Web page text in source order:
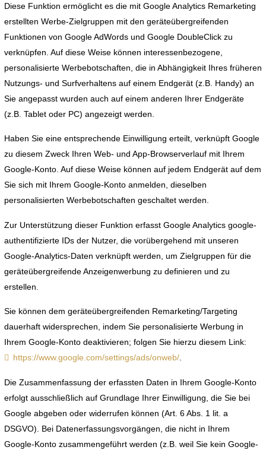
Diese Funktion ermöglicht es die mit Google Analytics Remarketing
erstellten Werbe-Zielgruppen mit den geräteübergreifenden
Funktionen von Google AdWords und Google DoubleClick zu
verknüpfen. Auf diese Weise können interessenbezogene,
personalisierte Werbebotschaften, die in Abhängigkeit Ihres früheren
Nutzungs- und Surfverhaltens auf einem Endgerät (z.B. Handy) an
Sie angepasst wurden auch auf einem anderen Ihrer Endgeräte
(z.B. Tablet oder PC) angezeigt werden.
Haben Sie eine entsprechende Einwilligung erteilt, verknüpft Google
zu diesem Zweck Ihren Web- und App-Browserverlauf mit Ihrem
Google-Konto. Auf diese Weise können auf jedem Endgerät auf dem
Sie sich mit Ihrem Google-Konto anmelden, dieselben
personalisierten Werbebotschaften geschaltet werden.
Zur Unterstützung dieser Funktion erfasst Google Analytics google-
authentifizierte IDs der Nutzer, die vorübergehend mit unseren
Google-Analytics-Daten verknüpft werden, um Zielgruppen für die
geräteübergreifende Anzeigenwerbung zu definieren und zu
erstellen.
Sie können dem geräteübergreifenden Remarketing/Targeting
dauerhaft widersprechen, indem Sie personalisierte Werbung in
Ihrem Google-Konto deaktivieren; folgen Sie hierzu diesem Link:
https://www.google.com/settings/ads/onweb/
Die Zusammenfassung der erfassten Daten in Ihrem Google-Konto
erfolgt ausschließlich auf Grundlage Ihrer Einwilligung, die Sie bei
Google abgeben oder widerrufen können (Art. 6 Abs. 1 lit. a
DSGVO). Bei Datenerfassungsvorgängen, die nicht in Ihrem
Google-Konto zusammengeführt werden (z.B. weil Sie kein Google-